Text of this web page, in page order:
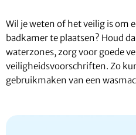
Wil je weten of het veilig is om
badkamer te plaatsen? Houd
waterzones, zorg voor goede
veiligheidsvoorschriften. Zo
gebruikmaken van een